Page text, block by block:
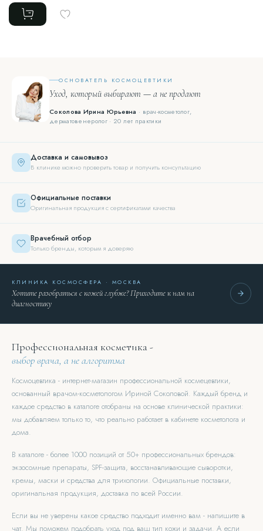
ОСНОВАТЕЛЬ КОСМОЦЕВТИКИ
Уход, который выбирают — а не продают
Соколова Ирина Юрьевна · врач-косметолог,
дерматовенеролог · 20 лет практики
Доставка и самовывоз
В клинике можно проверить товар и получить консультацию
Официальные поставки
Оригинальная продукция с сертификатами качества
Врачебный отбор
Только бренды, которым я доверяю
КЛИНИКА КОСМОСФЕРА · МОСКВА
Хотите разобраться с кожей глубже? Приходите к нам на
диагностику
Профессиональная косметика -
выбор врача, а не алгоритма
Космоцевтика - интернет-магазин профессиональной космецевтики,
основанный врачом-косметологом Ириной Соколовой. Каждый бренд и
каждое средство в каталоге отобраны на основе клинической практики:
мы добавляем только то, что реально работает в кабинете косметолога и
дома.
В каталоге - более 1000 позиций от 50+ профессиональных брендов:
экзосомные препараты, SPF-защита, восстанавливающие сыворотки,
кремы, маски и средства для трихологии. Официальные поставки,
оригинальная продукция, доставка по всей России.
Если вы не уверены какое средство подходит именно вам - напишите в
чат. Мы поможем подобрать уход под ваш тип кожи и задачи. А если